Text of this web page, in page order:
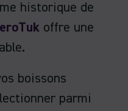
historique de
offre une
boissons
parmi